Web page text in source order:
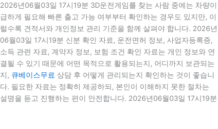
2026년06월03일 17시19분 3D운전게임를 찾는 사람 중에는 차량이
급하게 필요해 빠른 출고 가능 여부부터 확인하는 경우도 있지만, 이
럴수록 견적서와 개인정보 관리 기준을 함께 살펴야 합니다. 2026년
06월03일 17시19분 신분 확인 자료, 운전면허 정보, 사업자등록증,
소득 관련 자료, 계약자 정보, 보험 조건 확인 자료는 개인 정보와 연
결될 수 있기 때문에 어떤 목적으로 활용되는지, 어디까지 보관되는
지, 큐베이스무료 상담 후 어떻게 관리되는지 확인하는 것이 좋습니
다. 필요한 자료는 정확히 제공하되, 본인이 이해하지 못한 절차는
설명을 듣고 진행하는 편이 안전합니다. 2026년06월03일 17시19분